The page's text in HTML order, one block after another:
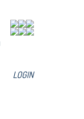
LOGIN